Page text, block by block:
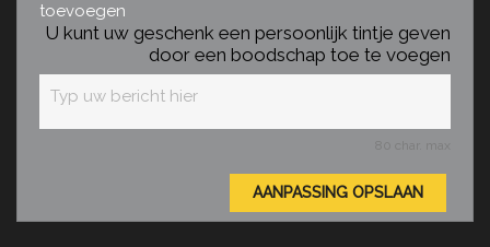
toevoegen
U kunt uw geschenk een persoonlijk tintje geven
door een boodschap toe te voegen
80 char. max
AANPASSING OPSLAAN